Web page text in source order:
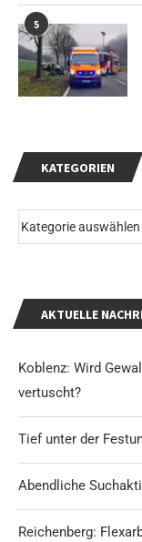
KATEGORIEN
AKTUELLE
Koblenz: Wird
vertuscht?
Tief unter der
Abendliche
Reichenberg:
5